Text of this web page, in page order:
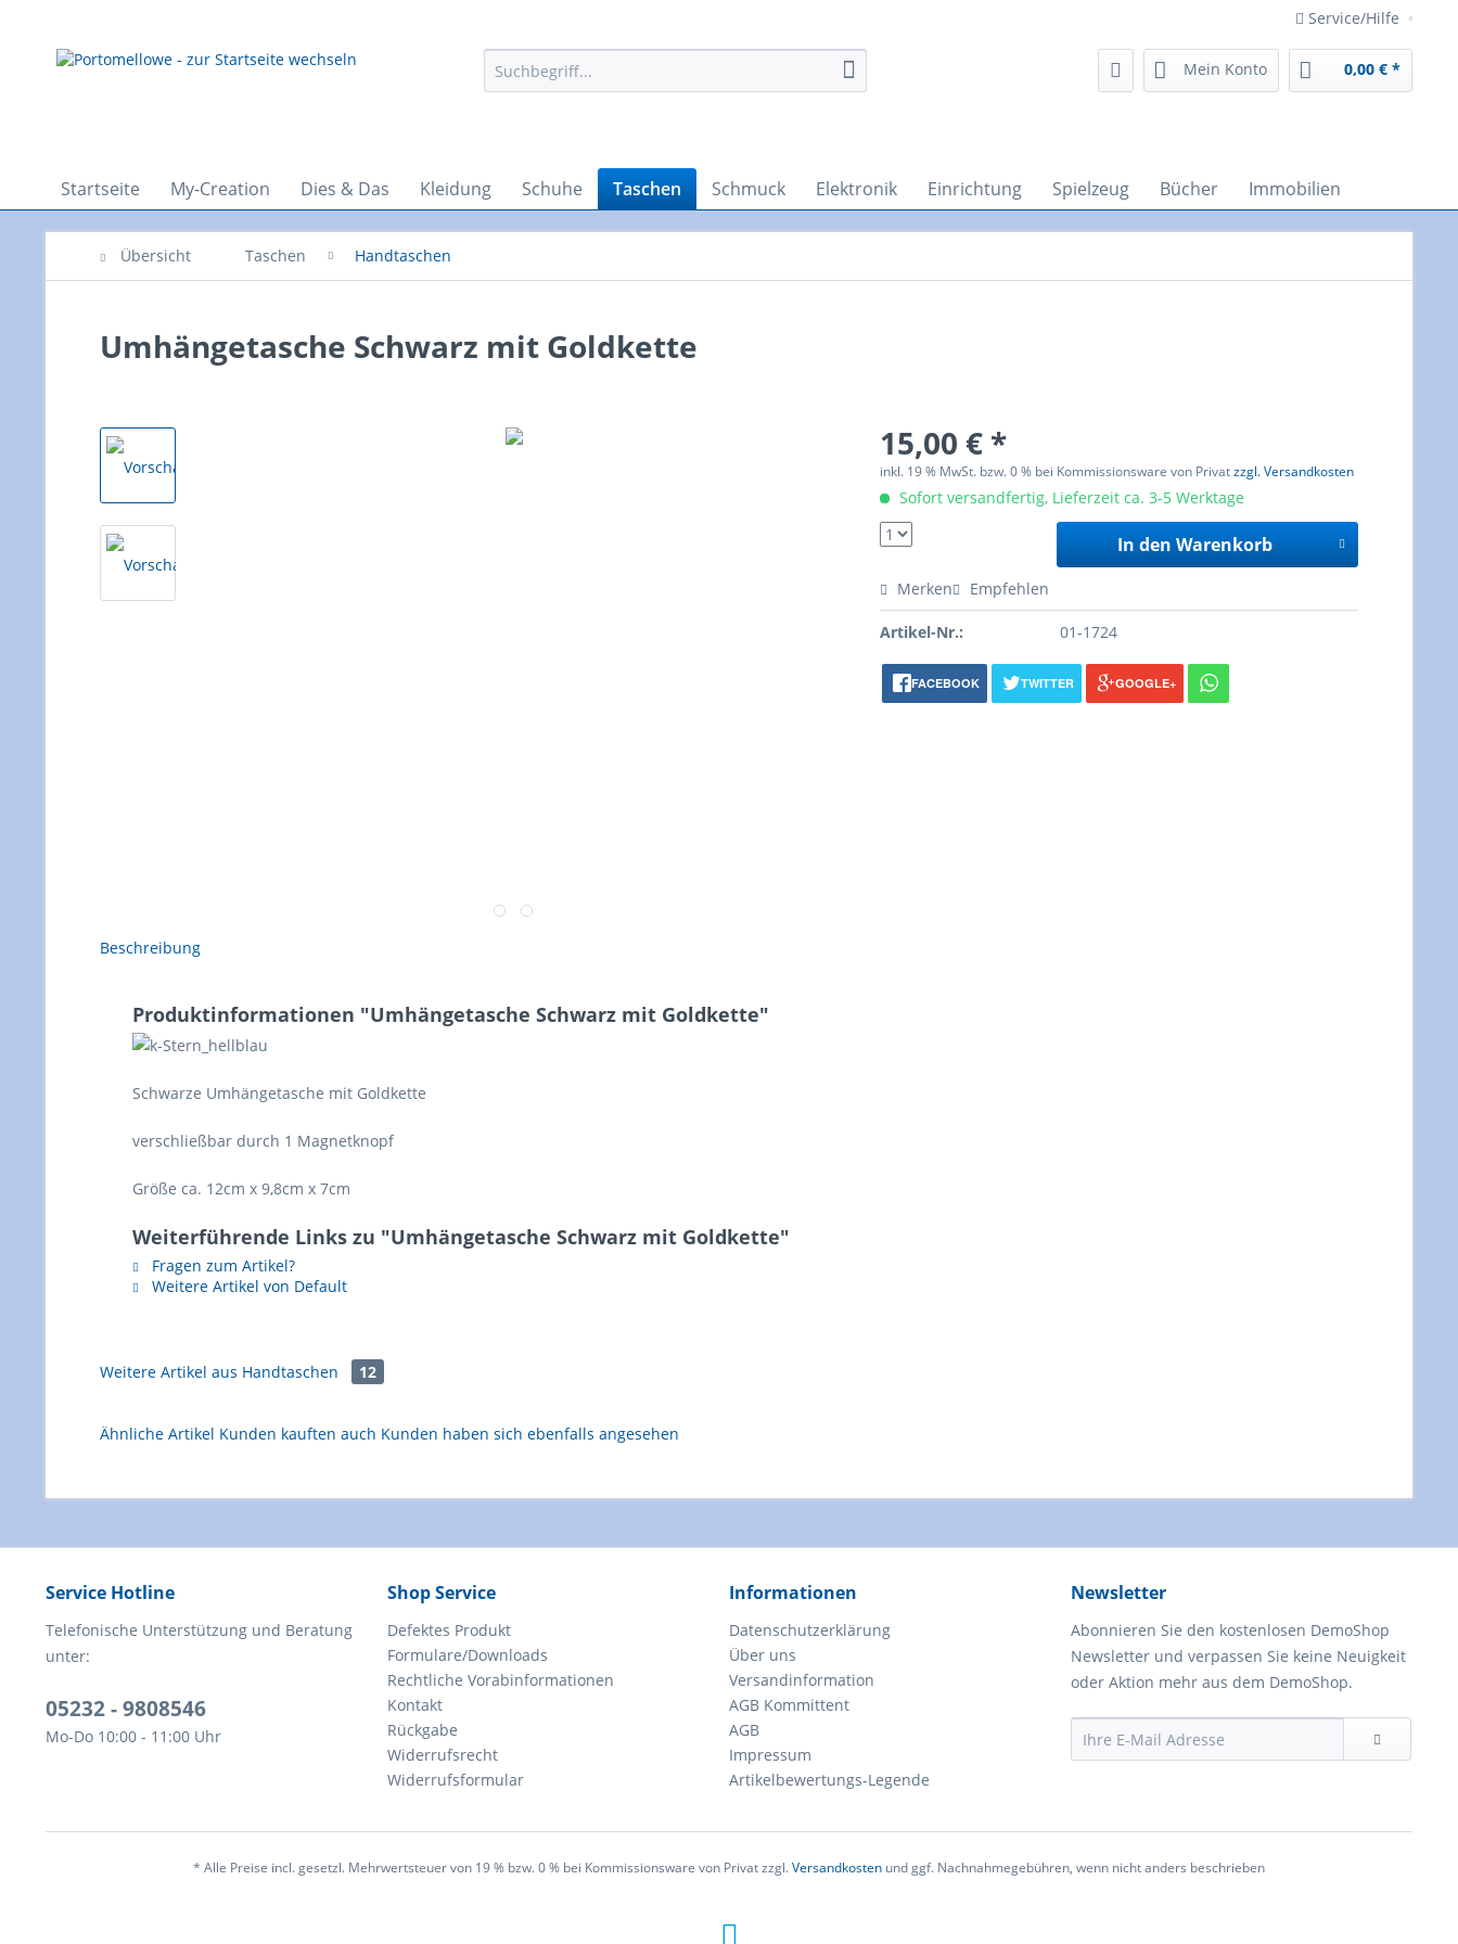
Service/Hilfe
Mein Konto 0,00 € *
Startseite My-Creation Dies & Das Kleidung Schuhe Taschen Schmuck Elektronik Einrichtung Spielzeug Bücher Immobilien
Übersicht Taschen Handtaschen
Umhängetasche Schwarz mit Goldkette
15,00 € *
inkl. 19 % MwSt. bzw. 0 % bei Kommissionsware von Privatzzgl. Versandkosten
Sofort versandfertig, Lieferzeit ca. 3-5 Werktage
In den Warenkorb
Merken Empfehlen
Artikel-Nr.: 01-1724
FACEBOOK TWITTER GOOGLE+
Beschreibung
Produktinformationen "Umhängetasche Schwarz mit Goldkette"
Schwarze Umhängetasche mit Goldkette
verschließbar durch 1 Magnetknopf
Größe ca. 12cm x 9,8cm x 7cm
Weiterführende Links zu "Umhängetasche Schwarz mit Goldkette"
Fragen zum Artikel?
Weitere Artikel von Default
Weitere Artikel aus Handtaschen 12
Ähnliche Artikel Kunden kauften auch Kunden haben sich ebenfalls angesehen
Service Hotline
Telefonische Unterstützung und Beratung
unter:
05232 - 9808546
Mo-Do 10:00 - 11:00 Uhr
Shop Service
Defektes Produkt
Formulare/Downloads
Rechtliche Vorabinformationen
Kontakt
Rückgabe
Widerrufsrecht
Widerrufsformular
Informationen
Datenschutzerklärung
Über uns
Versandinformation
AGB Kommittent
AGB
Impressum
Artikelbewertungs-Legende
Newsletter
Abonnieren Sie den kostenlosen DemoShop
Newsletter und verpassen Sie keine Neuigkeit
oder Aktion mehr aus dem DemoShop.
* Alle Preise incl. gesetzl. Mehrwertsteuer von 19 % bzw. 0 % bei Kommissionsware von Privat zzgl.Versandkosten und ggf. Nachnahmegebühren, wenn nicht anders beschrieben